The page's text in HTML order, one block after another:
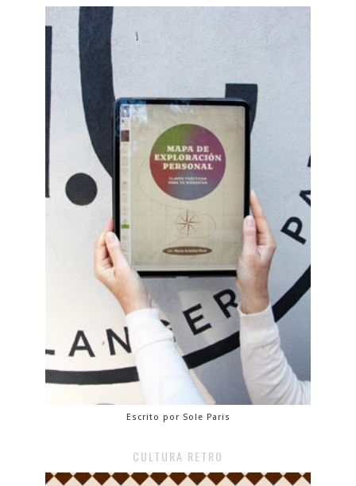
Escrito por Sole Paris
CULTURA RETRO